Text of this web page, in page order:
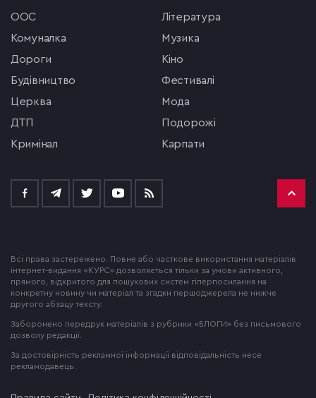
ООС
комуналка
Дороги
будівництво
церква
ДТП
кримінал
література
музика
кіно
фестивалі
мода
подорожі
Карпати
Всі права застережено. Повне або часткове використання матеріалів
інтернет-видання «КУРС» дозволяється тільки за умови активного,
прямого, відкритого для пошукових систем гіперпосилання на
конкретну новину чи матеріал та згадки першоджерела не нижче
другого абзацу тексту.
Заборонено передрук матеріалів з рубрики «БЛОГИ» без письмового
дозволу редакції.
За достовірність рекламної інформації відповідальність несе
рекламодавець.